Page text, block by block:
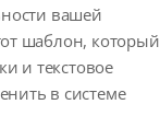
вашей
шаблон, который
и текстовое
в системе